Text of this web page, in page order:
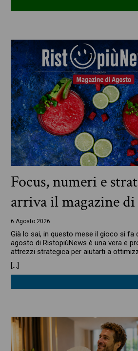
Focus, numeri e
arriva il magazine di
6 Agosto 2026
Già lo sai, in questo mese il gioco si fa
agosto di RistopiùNews è una vera e
attrezzi strategica per aiutarti a
[…]